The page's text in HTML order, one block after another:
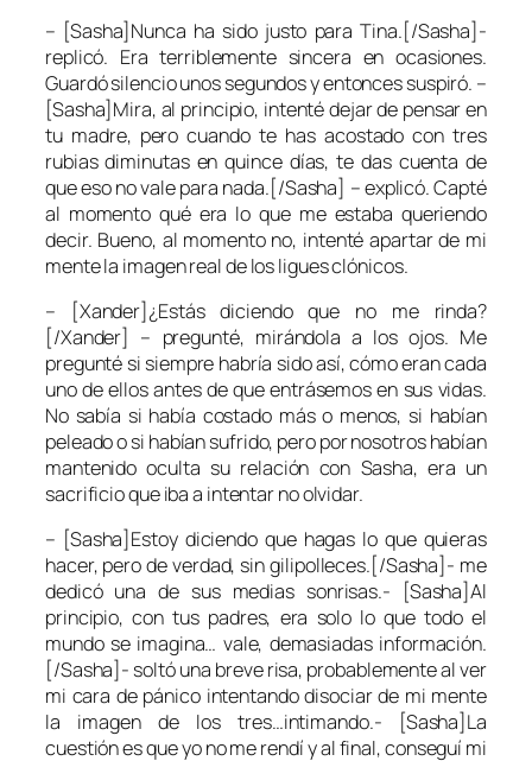
– [Sasha]Nunca ha sido justo paraTina.[/Sasha]-
replicó. Era terriblemente sincera en ocasiones.
Guardó silencio unos segundos y entonces suspiró. –
[Sasha]Mira, al principio, intenté dejar de pensar en
tu madre, pero cuando te has acostado con tres
rubias diminutas en quince días, te das cuenta de
que eso no vale para nada.[/Sasha] – explicó. Capté
al momento qué era lo que me estaba queriendo
decir. Bueno, al momento no, intenté apartar de mi
mente la imagen real de los ligues clónicos.
– [Xander]¿Estás diciendo que no me rinda?
[/Xander] – pregunté, mirándola a los ojos. Me
pregunté si siempre habría sido así, cómo eran cada
uno de ellos antes de que entrásemos en sus vidas.
No sabía si había costado más o menos, si habían
peleado o si habían sufrido, pero por nosotros habían
mantenido oculta su relación con Sasha, era un
sacrificio que iba a intentar no olvidar.
– [Sasha]Estoy diciendo que hagas lo que quieras
hacer, pero de verdad, sin gilipolleces.[/Sasha]- me
dedicó una de sus medias sonrisas.- [Sasha]Al
principio, con tus padres, era solo lo que todo el
mundo se imagina… vale, demasiadas información.
[/Sasha]- soltó una breve risa, probablemente al ver
mi cara de pánico intentando disociar de mi mente
la imagen de los tres…intimando.- [Sasha]La
cuestión es que yo no me rendí y al final, conseguí mi